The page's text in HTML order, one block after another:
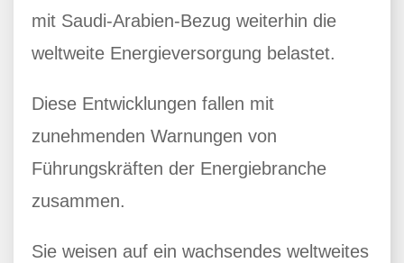
mit Saudi-Arabien-Bezug weiterhin die
weltweite Energieversorgung belastet.
Diese Entwicklungen fallen mit
zunehmenden Warnungen von
Führungskräften der Energiebranche
zusammen.
Sie weisen auf ein wachsendes weltweites